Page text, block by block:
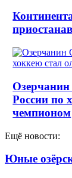
Озерчанин
России по
чемпионом
Ещё новости:
Юные